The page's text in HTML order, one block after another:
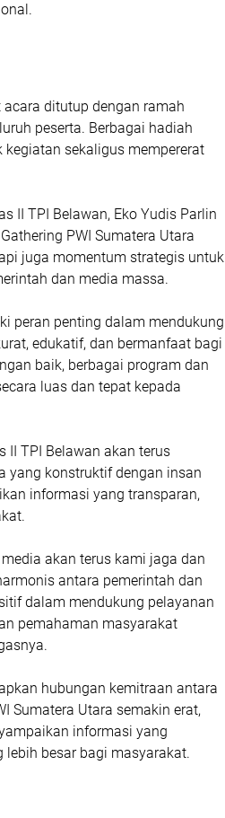
ditutup dengan ramah
peserta. Berbagai hadiah
sekaligus mempererat
II TPI Belawan, Eko Yudis Parlin
PWI Sumatera Utara
juga momentum strategis untuk
dan media massa.
peran penting dalam mendukung
edukatif, dan bermanfaat bagi
baik, berbagai program dan
luas dan tepat kepada
II TPI Belawan akan terus
yang konstruktif dengan insan
informasi yang transparan,
akan terus kami jaga dan
antara pemerintah dan
dalam mendukung pelayanan
pemahaman masyarakat
hubungan kemitraan antara
Sumatera Utara semakin erat,
informasi yang
besar bagi masyarakat.